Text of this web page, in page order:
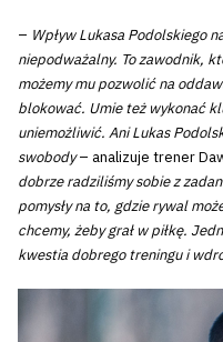
– Wpływ Lukasa Podolskiego
niepodważalny. To zawodnik,
możemy mu pozwolić na
blokować. Umie też wykonać
uniemożliwić. Ani Lukas
swobody– analizuje trener
dobrze radziliśmy sobie z
pomysły na to, gdzie rywal
chcemy, żeby grał w piłkę.
kwestia dobrego treningu i